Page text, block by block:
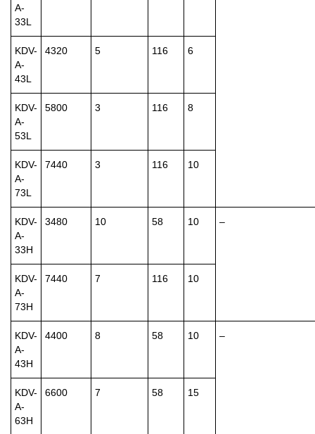
A-
33L
KDV-
A-
43L
4320 5 116 6
KDV-
A-
53L
5800 3 116 8
KDV-
A-
73L
7440 3 116 10
KDV-
A-
33H
3480 10 58 10 –
KDV-
A-
73H
7440 7 116 10
KDV-
A-
43H
4400 8 58 10 –
KDV-
A-
63H
6600 7 58 15